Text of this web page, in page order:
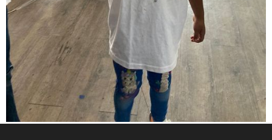
Avenida Acueducto 2100, Interior 5-D
Colonia Colinas de San Javier
Guadalajara, Jalisco
CP 45110
© 2026 Fundación Jenkins.
Todos los derechos reservados.